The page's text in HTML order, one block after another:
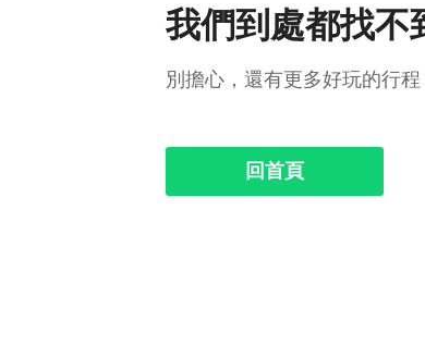
我們到處都找不
別擔心，還有更多好玩的行
回首頁